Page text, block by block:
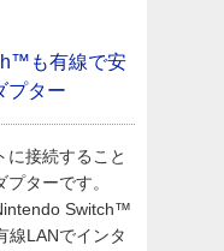
も有線で安
プター
に接続すること
ターです。
Switch™
線LANでインタ